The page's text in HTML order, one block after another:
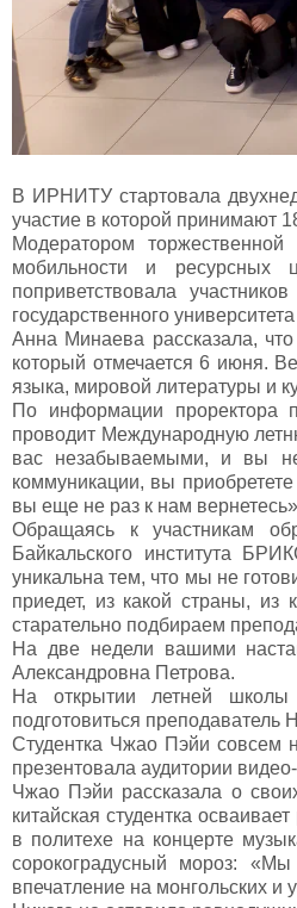
В ИРНИТУ стартовала
участие в которой принимают
Модератором
мобильности и ресурсных
поприветствовала
государственного
Анна Минаева рассказала,
который отмечается 6 июня.
языка, мировой литературы и
По информации проректора
проводит Международную
вас незабываемыми, и вы
коммуникации, вы
вы еще не раз к нам
Обращаясь к участникам
Байкальского института
уникальна тем, что мы не
приедет, из какой страны, из
старательно подбираем
На две недели вашими
Александровна Петрова.
На открытии летней школы
подготовиться преподаватель
Студентка Чжао Пэйи совсем
презентовала аудитории
Чжао Пэйи рассказала о
китайская студентка
в политехе на концерте
сорокоградусный мороз:
впечатление на монгольских и